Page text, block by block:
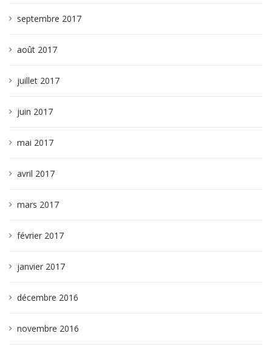
septembre 2017
août 2017
juillet 2017
juin 2017
mai 2017
avril 2017
mars 2017
février 2017
janvier 2017
décembre 2016
novembre 2016